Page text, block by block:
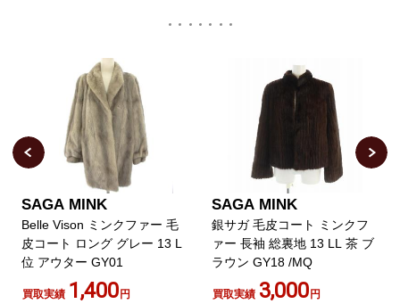
SAGA MINK
Belle Vison ミンクファー 毛
皮コート ロング グレー 13 L
位 アウター GY01
買取実績 1,400円
SAGA MINK
銀サガ 毛皮コート ミンクフ
ァー 長袖 総裏地 13 LL 茶 ブ
ラウン GY18 /MQ
買取実績 3,000円